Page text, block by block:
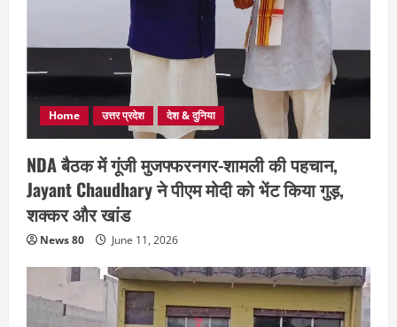
Home उत्तर प्रदेश देश & दुनिया
NDA बैठक में गूंजी मुजफ्फरनगर-शामली की पहचान,
Jayant Chaudhary ने पीएम मोदी को भेंट किया गुड़,
शक्कर और खांड
News 80 June 11, 2026